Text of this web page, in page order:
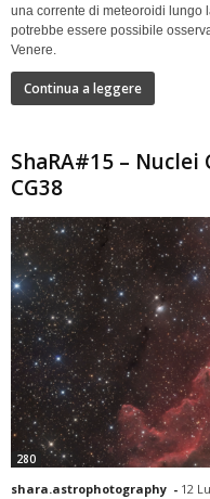
una corrente di meteoroidi lungo
potrebbe essere possibile
Venere.
Continua a leggere
ShaRA#15 – Nuclei
CG38
280
shara.astrophotography - 12